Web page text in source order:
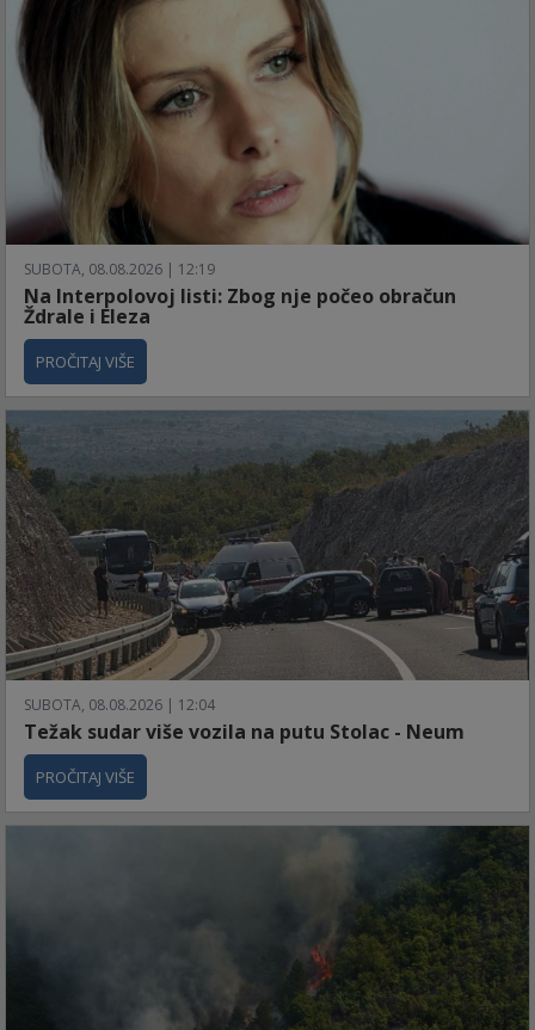
SUBOTA, 08.08.2026 | 12:19
Na Interpolovoj listi: Zbog nje počeo obračun
Ždrale i Eleza
PROČITAJ VIŠE
SUBOTA, 08.08.2026 | 12:04
Težak sudar više vozila na putu Stolac - Neum
PROČITAJ VIŠE